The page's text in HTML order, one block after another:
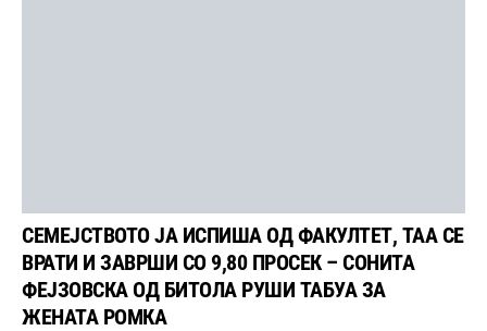
СЕМЕЈСТВОТО ЈА ИСПИША ОД ФАКУЛТЕТ, ТАА СЕ
ВРАТИ И ЗАВРШИ СО 9,80 ПРОСЕК – СОНИТА
ФЕЈЗОВСКА ОД БИТОЛА РУШИ ТАБУА ЗА
ЖЕНАТА РОМКА